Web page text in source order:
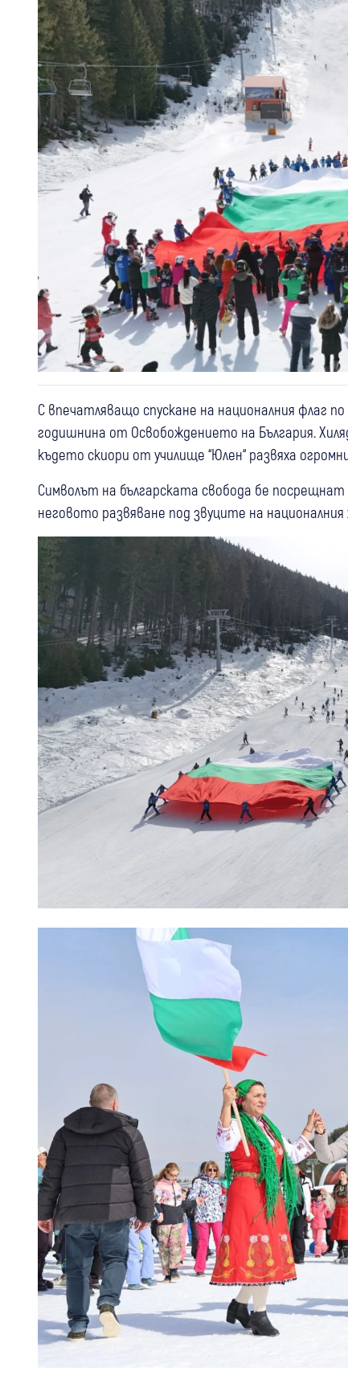
С впечатляващо спускане на националния флаг
годишнина от Освобождението на България.
където скиори от училище “Юлен“ развяха
Символът на българската свобода бе
неговото развяване под звуците на националния